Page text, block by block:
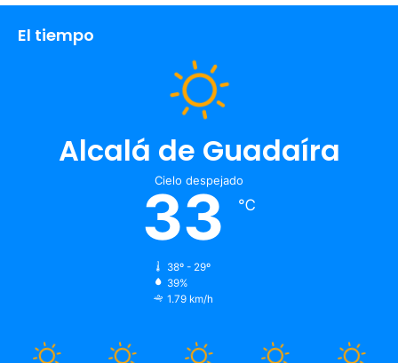
El tiempo
Alcalá de Guadaíra
Cielo despejado
33 ℃
38º - 29º
39%
1.79 km/h